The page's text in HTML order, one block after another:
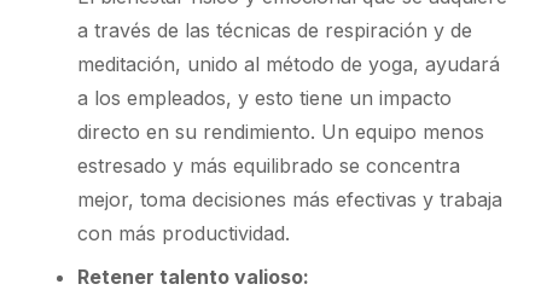
a través de las técnicas de respiración y de
meditación, unido al método de yoga, ayudará
a los empleados, y esto tiene un impacto
directo en su rendimiento. Un equipo menos
estresado y más equilibrado se concentra
mejor, toma decisiones más efectivas y trabaja
con más productividad.
Retener talento valioso: